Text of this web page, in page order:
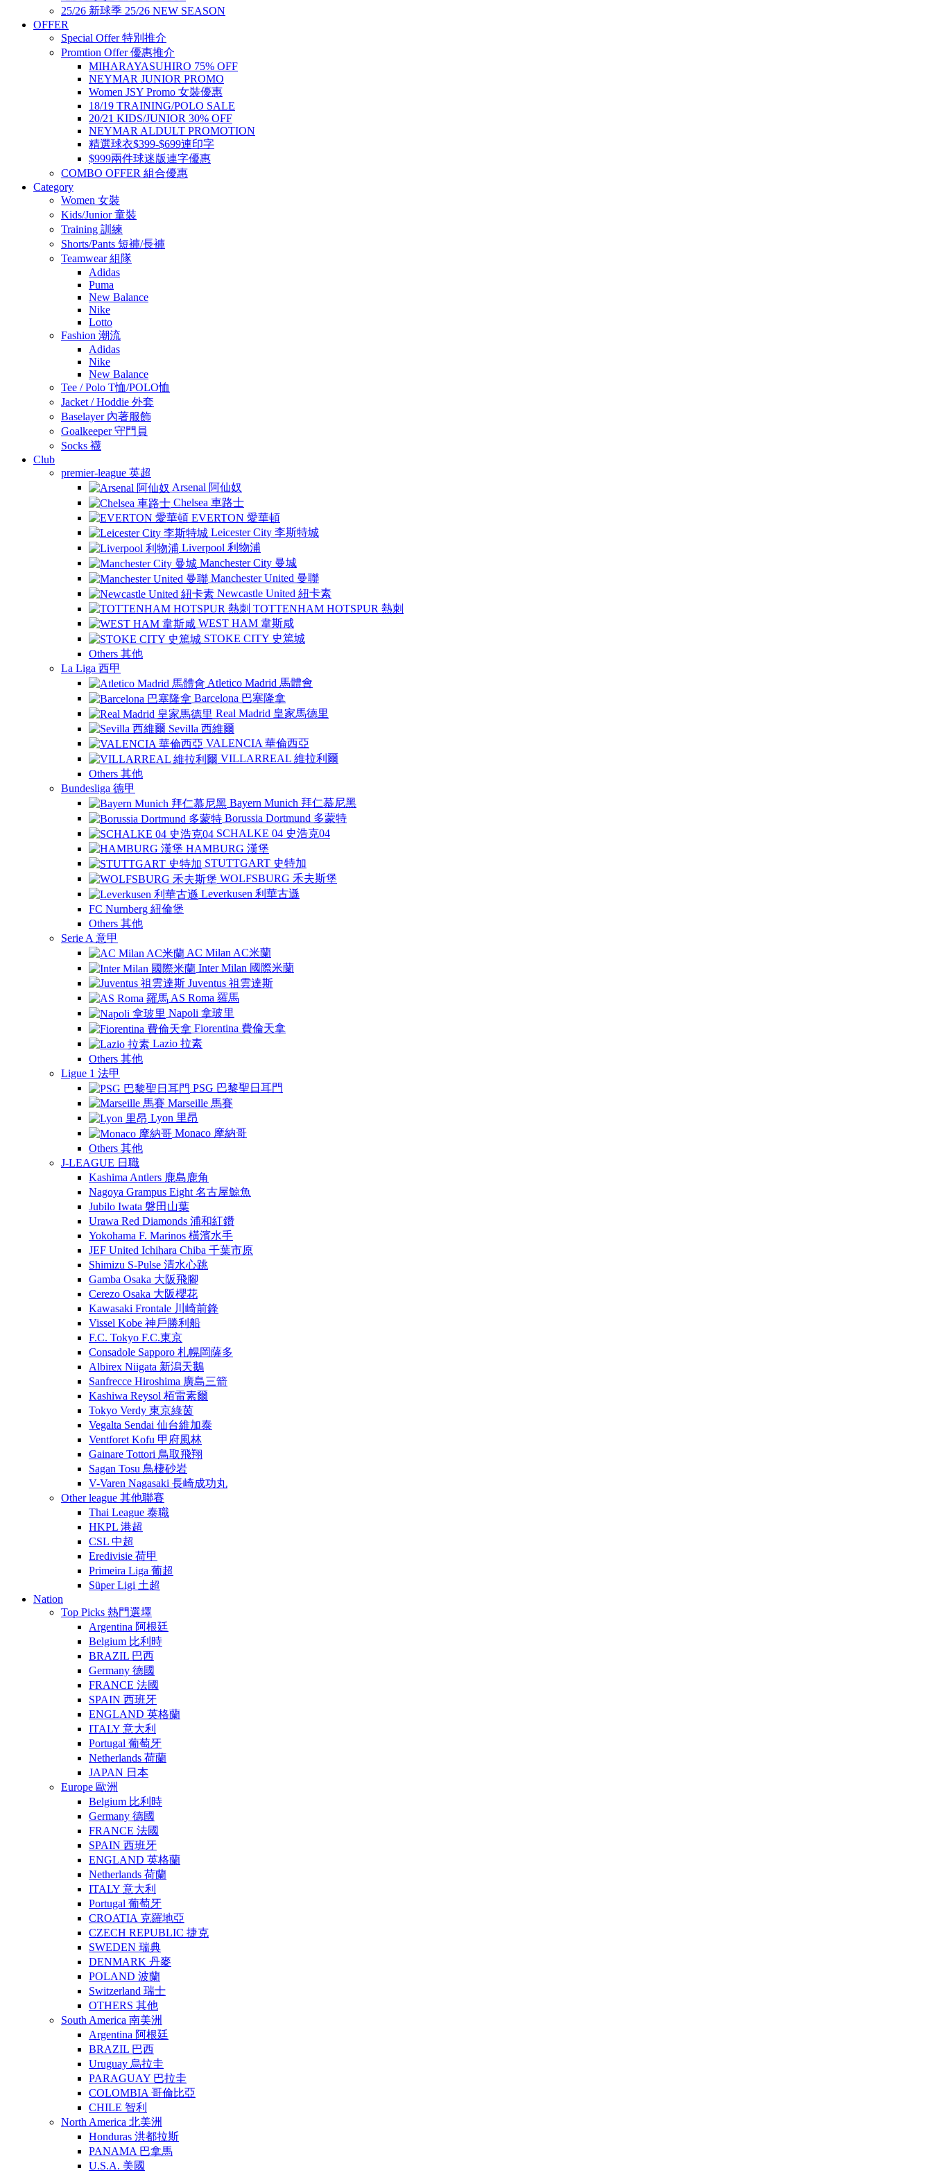
25/26 新球季 25/26 NEW SEASON
OFFER
Special Offer 特別推介
Promtion Offer 優惠推介
MIHARAYASUHIRO 75% OFF
NEYMAR JUNIOR PROMO
Women JSY Promo 女裝優惠
18/19 TRAINING/POLO SALE
20/21 KIDS/JUNIOR 30% OFF
NEYMAR ALDULT PROMOTION
精選球衣$399-$699連印字
$999兩件球迷版連字優惠
COMBO OFFER 組合優惠
Category
Women 女裝
Kids/Junior 童裝
Training 訓練
Shorts/Pants 短褲/長褲
Teamwear 組隊
Adidas
Puma
New Balance
Nike
Lotto
Fashion 潮流
Adidas
Nike
New Balance
Tee / Polo T恤/POLO恤
Jacket / Hoddie 外套
Baselayer 內著服飾
Goalkeeper 守門員
Socks 襪
Club
premier-league 英超
Arsenal 阿仙奴
Chelsea 車路士
EVERTON 愛華頓
Leicester City 李斯特城
Liverpool 利物浦
Manchester City 曼城
Manchester United 曼聯
Newcastle United 紐卡素
TOTTENHAM HOTSPUR 熱刺
WEST HAM 韋斯咸
STOKE CITY 史篤城
Others 其他
La Liga 西甲
Atletico Madrid 馬體會
Barcelona 巴塞隆拿
Real Madrid 皇家馬德里
Sevilla 西維爾
VALENCIA 華倫西亞
VILLARREAL 維拉利爾
Others 其他
Bundesliga 德甲
Bayern Munich 拜仁慕尼黑
Borussia Dortmund 多蒙特
SCHALKE 04 史浩克04
HAMBURG 漢堡
STUTTGART 史特加
WOLFSBURG 禾夫斯堡
Leverkusen 利華古遜
FC Nurnberg 紐倫堡
Others 其他
Serie A 意甲
AC Milan AC米蘭
Inter Milan 國際米蘭
Juventus 祖雲達斯
AS Roma 羅馬
Napoli 拿玻里
Fiorentina 費倫天拿
Lazio 拉素
Others 其他
Ligue 1 法甲
PSG 巴黎聖日耳門
Marseille 馬賽
Lyon 里昂
Monaco 摩納哥
Others 其他
J-LEAGUE 日職
Kashima Antlers 鹿島鹿角
Nagoya Grampus Eight 名古屋鯨魚
Jubilo Iwata 磐田山葉
Urawa Red Diamonds 浦和紅鑽
Yokohama F. Marinos 橫濱水手
JEF United Ichihara Chiba 千葉市原
Shimizu S-Pulse 清水心跳
Gamba Osaka 大阪飛腳
Cerezo Osaka 大阪櫻花
Kawasaki Frontale 川崎前鋒
Vissel Kobe 神戶勝利船
F.C. Tokyo F.C.東京
Consadole Sapporo 札幌岡薩多
Albirex Niigata 新潟天鵝
Sanfrecce Hiroshima 廣島三箭
Kashiwa Reysol 栢雷素爾
Tokyo Verdy 東京綠茵
Vegalta Sendai 仙台維加泰
Ventforet Kofu 甲府風林
Gainare Tottori 鳥取飛翔
Sagan Tosu 鳥棲砂岩
V-Varen Nagasaki 長崎成功丸
Other league 其他聯賽
Thai League 泰職
HKPL 港超
CSL 中超
Eredivisie 荷甲
Primeira Liga 葡超
Süper Ligi 土超
Nation
Top Picks 熱門選墿
Argentina 阿根廷
Belgium 比利時
BRAZIL 巴西
Germany 德國
FRANCE 法國
SPAIN 西班牙
ENGLAND 英格蘭
ITALY 意大利
Portugal 葡萄牙
Netherlands 荷蘭
JAPAN 日本
Europe 歐洲
Belgium 比利時
Germany 德國
FRANCE 法國
SPAIN 西班牙
ENGLAND 英格蘭
Netherlands 荷蘭
ITALY 意大利
Portugal 葡萄牙
CROATIA 克羅地亞
CZECH REPUBLIC 捷克
SWEDEN 瑞典
DENMARK 丹麥
POLAND 波蘭
Switzerland 瑞士
OTHERS 其他
South America 南美洲
Argentina 阿根廷
BRAZIL 巴西
Uruguay 烏拉圭
PARAGUAY 巴拉圭
COLOMBIA 哥倫比亞
CHILE 智利
North America 北美洲
Honduras 洪都拉斯
PANAMA 巴拿馬
U.S.A. 美國